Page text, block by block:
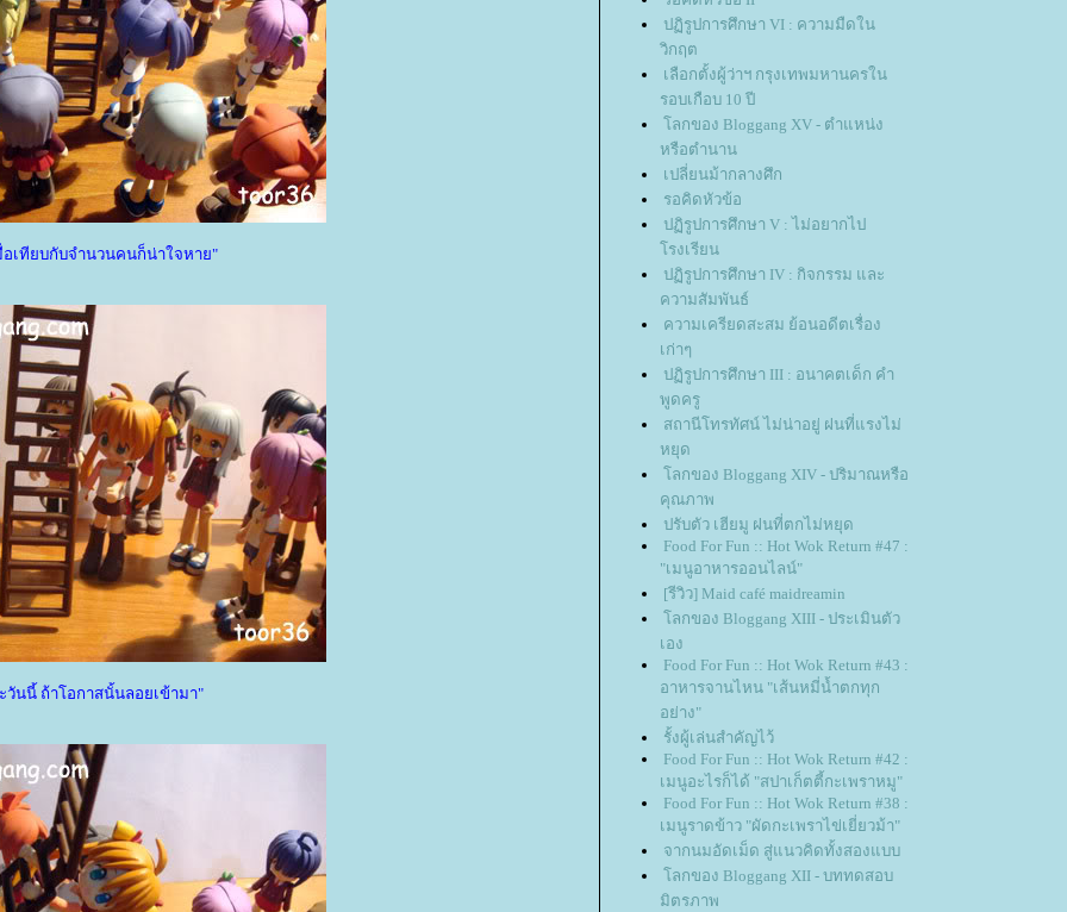
เทียบกับจำนวนคนก็น่าใจหาย"
วันนี้ ถ้าโอกาสนั้นลอยเข้ามา"
ปฏิรูปการศึกษา VI : ความมืดใน
วิกฤต
เลือกตั้งผู้ว่าฯ กรุงเทพมหานครใน
รอบเกือบ 10 ปี
ลกของ Bloggang XV - ตำแหน่ง
หรือตำนาน
เปลี่ยนม้ากลางศึก
รอคิดหัวข้อ
ปฏิรูปการศึกษา V : ไม่อยากไป
รงเรียน
ปฏิรูปการศึกษา IV : กิจกรรม และ
ความสัมพันธ์
ความเครียดสะสม ย้อนอดีตเรื่อง
เก่าๆ
ปฏิรูปการศึกษา III : อนาคตเด็ก คำ
พูดครู
สถานีโทรทัศน์ ไม่น่าอยู่ ฝนที่แรงไม่
หยุด
ลกของ Bloggang XIV - ปริมาณหรือ
คุณภาพ
ปรับตัว เฮียมู ฝนที่ตกไม่หยุด
Food For Fun :: Hot Wok Return #47 :
"เมนูอาหารออนไลน์"
[รีวิว] Maid café maidreamin
ลกของ Bloggang XIII - ประเมินตัว
เอง
Food For Fun :: Hot Wok Return #43 :
อาหารจานไหน "เส้นหมี่น้ำตกทุก
อย่าง"
รั้งผู้เล่นสำคัญไว้
Food For Fun :: Hot Wok Return #42 :
เมนูอะไรก็ได้ "สปาเก็ตตี้กะเพราหมู"
Food For Fun :: Hot Wok Return #38 :
เมนูราดข้าว "ผัดกะเพราไข่เยี่ยวม้า"
จากนมอัดเม็ด สู่แนวคิดทั้งสองแบบ
ลกของ Bloggang XII - บททดสอบ
มิตรภาพ